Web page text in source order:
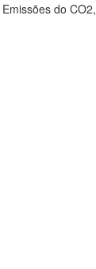
do CO2,